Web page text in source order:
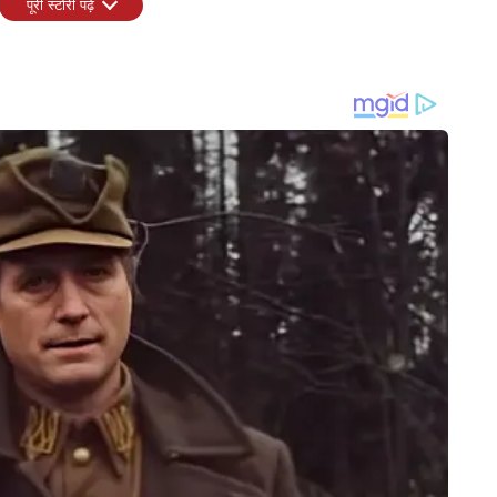
this post on Instagram
साउथ फिल्म इंडस्ट्री में भी नाम कमाने की कोशिश कर रही हैं। जैसे उनकी मां
लिए एक्साइटेड रहते थे, वैसे ही जाह्नवी कपूर भी पूरे देश में पहचान बनाने की
तेज गेंदबाज ने अचानक
क्रिकेट से संन्यास का
'LGBTQIA समाज का हिस्सा, लेकिन शादी
मोहन भागवत का बड़ा बयान
पूरी स्टोरी पढ़ें